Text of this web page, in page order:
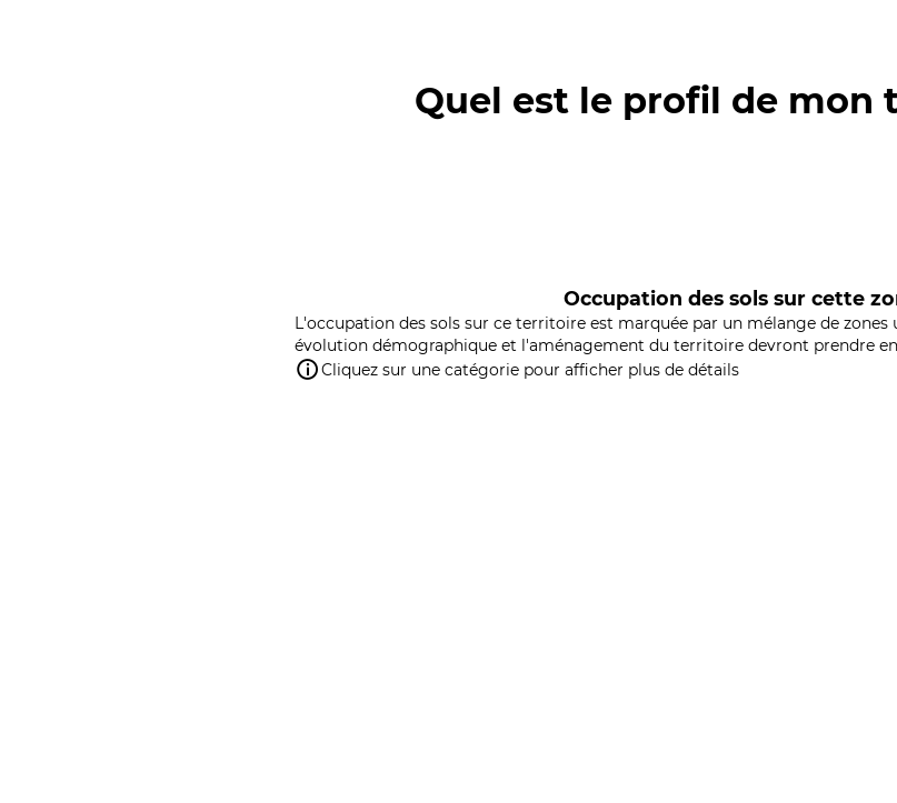
Quel est le profil de mon
Occupation des sols sur cette
L'occupation des sols sur ce territoire est marquée par un mélange de
évolution démographique et l'aménagement du territoire devront prendre
Cliquez sur une catégorie pour afficher plus de détails